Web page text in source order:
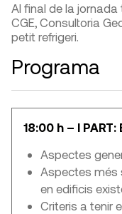
Al final de la
CGE, Consultoria
petit refrigeri.
Programa
18:00 h – I
Aspectes
Aspectes més
en edificis
Criteris a tenir